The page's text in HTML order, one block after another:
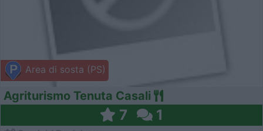
Area di sosta (PS)
Agriturismo Tenuta Casali
7 1